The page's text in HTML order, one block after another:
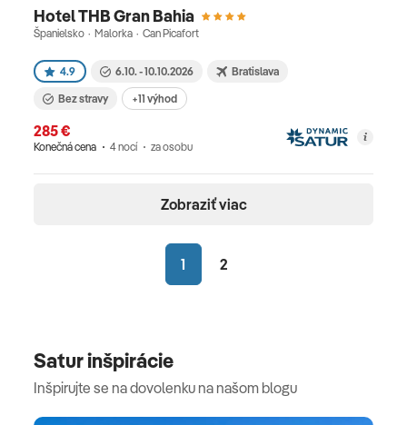
Hotel THB Gran Bahia
Španielsko · Malorka · Can Picafort
4.9 6.10. - 10.10.2026 Bratislava
Bez stravy +11 výhod
285 €
Konečná cena 4 nocí za osobu
1 2
Zobraziť viac
Satur inšpirácie
Inšpirujte se na dovolenku na našom blogu